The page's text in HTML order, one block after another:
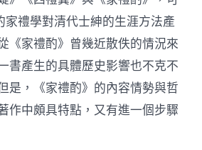
家禮學對清代士紳的生涯方法產
《家禮酌》曾幾近散佚的情況來
書產生的具體歷史影響也不克不
是，《家禮酌》的內容情勢與哲
作中頗具特點，又有進一個步驟